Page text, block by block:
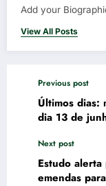
Add your
View All Posts
Previous post
Últimos dias:
dia 13 de
Next post
Estudo
emendas